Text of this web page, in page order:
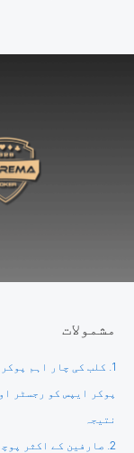
مشمولات
1. کلب کی چار اہم پوکر ایپس
پوکر ایپس کو رجسٹر
نتیجہ
2. صارفین کے اکثر پوچھے گئے سوالات